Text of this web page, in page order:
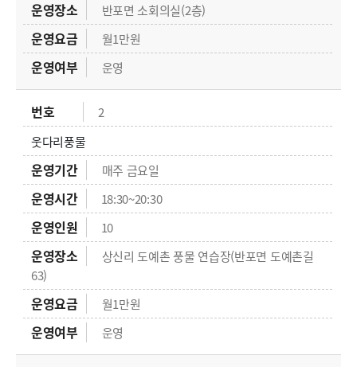
반포면 소회의실(2층)
월1만원
운영
2
웃다리풍물
매주 금요일
18:30~20:30
10
상신리 도예촌 풍물 연습장(반포면 도예촌길
63)
월1만원
운영